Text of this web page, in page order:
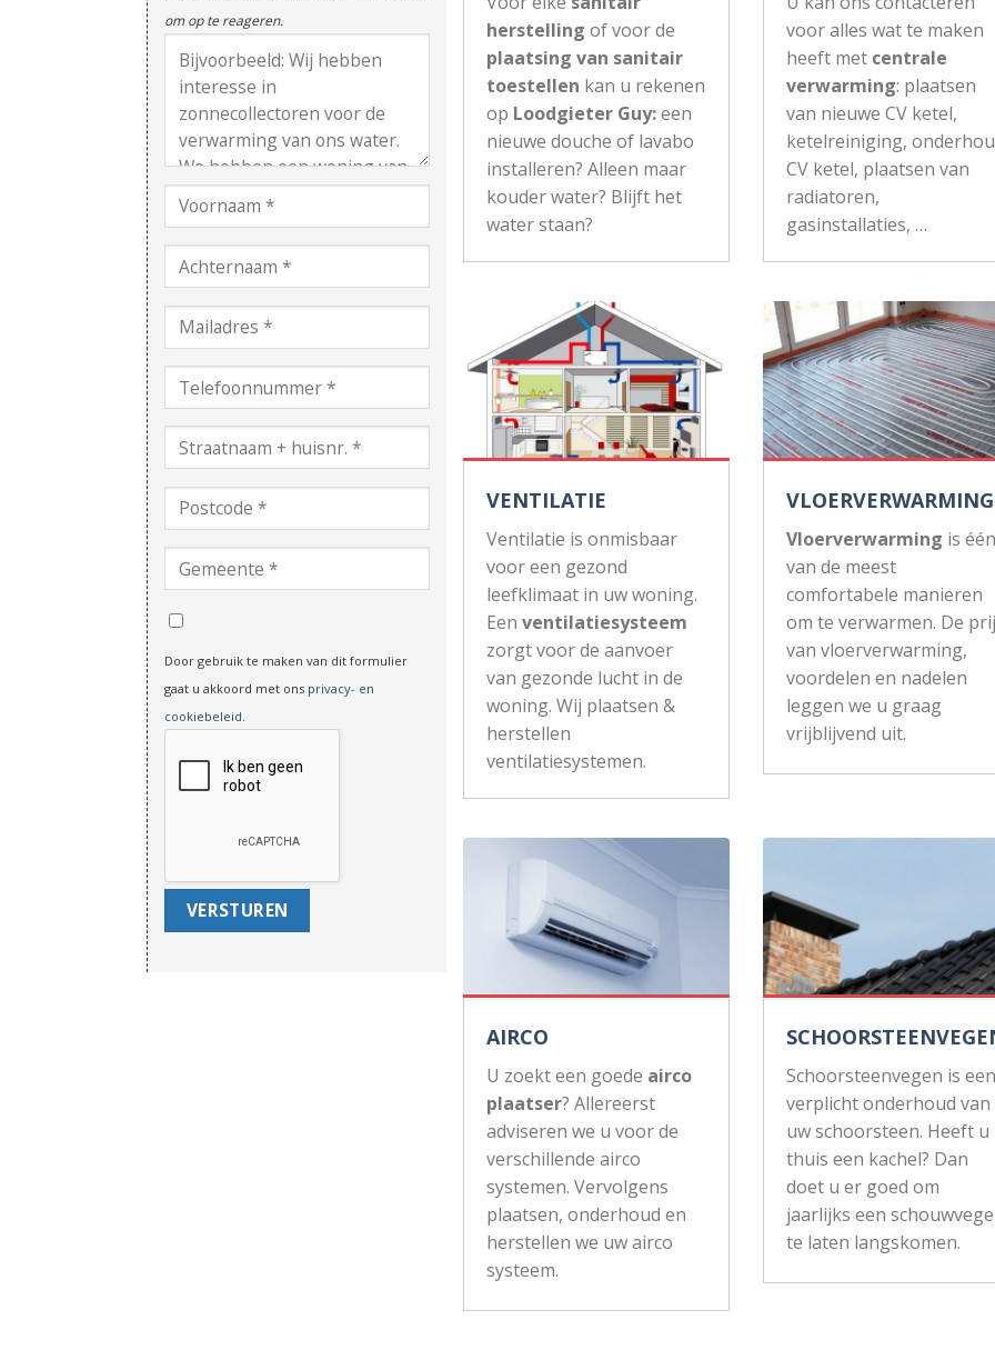
om op te reageren.
Door gebruik te maken van dit formulier
gaat u akkoord met ons privacy- en
cookiebeleid
herstelling of voor de
plaatsing van sanitair
toestellen kan u rekenen
op Loodgieter Guy:een
nieuwe douche of lavabo
installeren? Alleen maar
kouder water? Blijft het
water staan?
voor alles wat te maken
heeft met centrale
verwarming: plaatsen
van nieuwe CV ketel,
ketelreiniging,
CV ketel, plaatsen van
radiatoren,
gasinstallaties, …
VENTILATIE
Ventilatie is onmisbaar
voor een gezond
leefklimaat in uw woning.
Een ventilatiesysteem
zorgt voor de aanvoer
van gezonde lucht in de
woning. Wij plaatsen &
herstellen
ventilatiesystemen.
VLOERVERWARMING
Vloerverwarming is één
van de meest
comfortabele manieren
om te verwarmen. De
van vloerverwarming,
voordelen en nadelen
leggen we u graag
vrijblijvend uit.
AIRCO
U zoekt een goede airco
plaatser? Allereerst
adviseren we u voor de
verschillende airco
systemen. Vervolgens
plaatsen, onderhoud en
herstellen we uw airco
systeem.
Schoorsteenvegen is een
verplicht onderhoud van
uw schoorsteen. Heeft u
thuis een kachel? Dan
doet u er goed om
jaarlijks een
te laten langskomen.